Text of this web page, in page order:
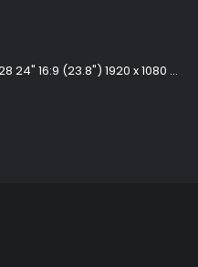
ViewSonic VX2428 24" 16:9 (23.8") 1920 x 1080 SuperClear® IPS, 165hz, 1ms MPRT, Freesync Premium, 2 HDMI, DisplayPort, Speakers